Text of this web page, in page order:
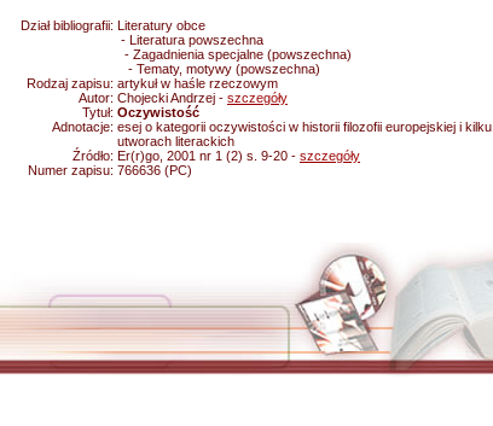
Dział bibliografii: Literatury obce
- Literatura powszechna
- Zagadnienia specjalne (powszechna)
- Tematy, motywy (powszechna)
Rodzaj zapisu: artykuł w haśle rzeczowym
Autor: Chojecki Andrzej - szczegóły
Tytuł: Oczywistość
Adnotacje: esej o kategorii oczywistości w historii filozofii europejskiej i kilku
utworach literackich
Źródło: Er(r)go, 2001 nr 1 (2) s. 9-20 - szczegóły
Numer zapisu: 766636 (PC)